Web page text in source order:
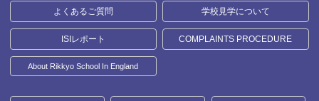
よくあるご質問 学校見学について
ISIレポート COMPLAINTS PROCEDURE
About Rikkyo School In England